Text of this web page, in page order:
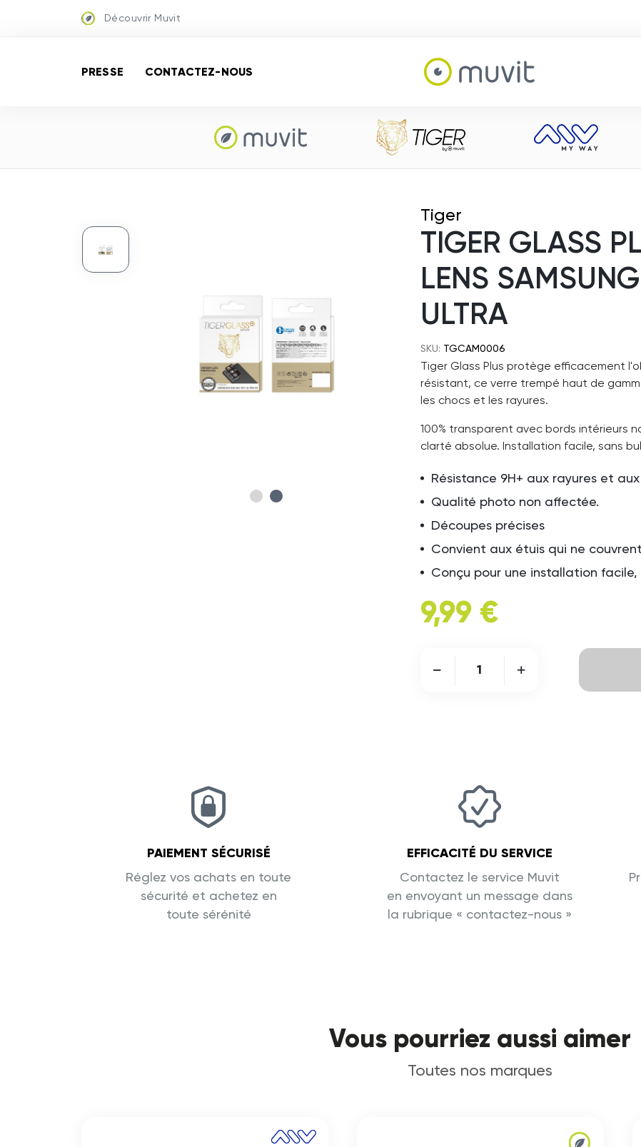
Découvrir Muvit
PRESSE CONTACTEZ-NOUS
Tiger
TIGER GLASS
LENS
ULTRA
SKU: TGCAM0006
Tiger Glass Plus protège efficacement
résistant, ce verre trempé haut de
les chocs et les rayures.
100% transparent avec bords intérieurs
clarté absolue. Installation facile, sans
Résistance 9H+ aux rayures et
Qualité photo non affectée.
Découpes précises
Convient aux étuis qui ne
Conçu pour une installation facile,
9,99 €
PAIEMENT SÉCURISÉ
Réglez vos achats en toute
sécurité et achetez en
toute sérénité
EFFICACITÉ DU SERVICE
Contactez le service Muvit
en envoyant un message dans
la rubrique « contactez-nous »
Vous pourriez aussi aimer
Toutes nos marques